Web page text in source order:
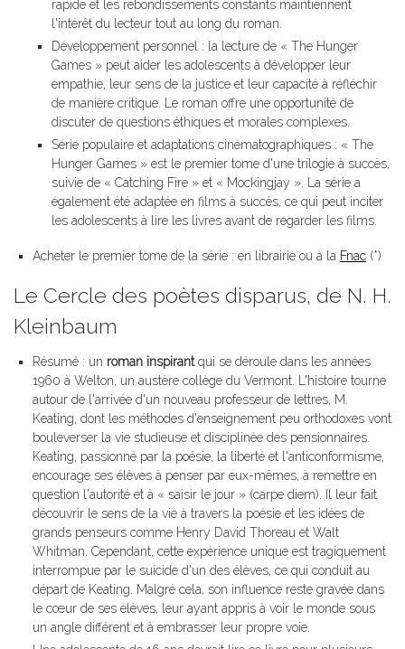
rapide et les rebondissements constants maintiennent
l'intérêt du lecteur tout au long du roman.
Développement personnel : la lecture de « The Hunger
Games » peut aider les adolescents à développer leur
empathie, leur sens de la justice et leur capacité à réfléchir
de manière critique. Le roman offre une opportunité de
discuter de questions éthiques et morales complexes.
Série populaire et adaptations cinématographiques : « The
Hunger Games » est le premier tome d'une trilogie à succès,
suivie de « Catching Fire » et « Mockingjay ». La série a
également été adaptée en films à succès, ce qui peut inciter
les adolescents à lire les livres avant de regarder les films.
Acheter le premier tome de la série : en librairie ou à la Fnac (*)
Le Cercle des poètes disparus, de N. H.
Kleinbaum
Résumé : un roman inspirantqui se déroule dans les années
1960 à Welton, un austère collège du Vermont. L'histoire tourne
autour de l'arrivée d'un nouveau professeur de lettres, M.
Keating, dont les méthodes d'enseignement peu orthodoxes vont
bouleverser la vie studieuse et disciplinée des pensionnaires.
Keating, passionné par la poésie, la liberté et l'anticonformisme,
encourage ses élèves à penser par eux-mêmes, à remettre en
question l'autorité et à « saisir le jour » (carpe diem). Il leur fait
découvrir le sens de la vie à travers la poésie et les idées de
grands penseurs comme Henry David Thoreau et Walt
Whitman. Cependant, cette expérience unique est tragiquement
interrompue par le suicide d'un des élèves, ce qui conduit au
départ de Keating. Malgré cela, son influence reste gravée dans
le cœur de ses élèves, leur ayant appris à voir le monde sous
un angle différent et à embrasser leur propre voie.